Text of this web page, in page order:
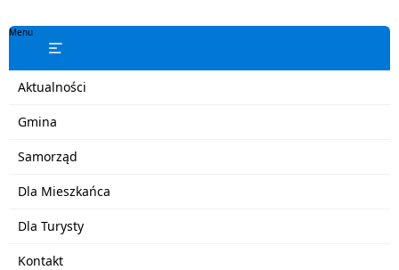
Menu
Aktualności
Gmina
Samorząd
Dla Mieszkańca
Dla Turysty
Kontakt